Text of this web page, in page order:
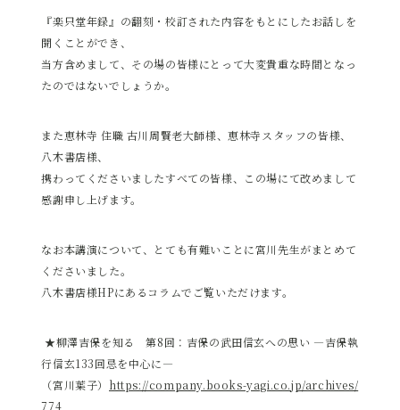
『楽只堂年録』の翻刻・校訂された内容をもとにしたお話しを
聞くことができ、
当方含めまして、その場の皆様にとって大変貴重な時間となっ
たのではないでしょうか。
また恵林寺 住職 古川周賢老大師様、恵林寺スタッフの皆様、
八木書店様、
携わってくださいましたすべての皆様、この場にて改めまして
感謝申し上げます。
なお本講演について、とても有難いことに宮川先生がまとめて
くださいました。
八木書店様HPにあるコラムでご覧いただけます。
★柳澤吉保を知る 第8回：吉保の武田信玄への思い ―吉保執
行信玄133回忌を中心に―
（宮川葉子） https://company.books-yagi.co.jp/archives/
774